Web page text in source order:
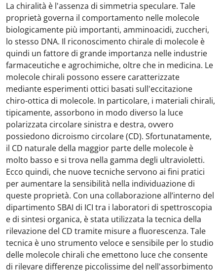
La chiralità è l'assenza di simmetria speculare. Tale
proprietà governa il comportamento nelle molecole
biologicamente più importanti, amminoacidi, zuccheri,
lo stesso DNA. Il riconoscimento chirale di molecole è
quindi un fattore di grande importanza nelle industrie
farmaceutiche e agrochimiche, oltre che in medicina. Le
molecole chirali possono essere caratterizzate
mediante esperimenti ottici basati sull'eccitazione
chiro-ottica di molecole. In particolare, i materiali chirali,
tipicamente, assorbono in modo diverso la luce
polarizzata circolare sinistra e destra, ovvero
possiedono dicroismo circolare (CD). Sfortunatamente,
il CD naturale della maggior parte delle molecole è
molto basso e si trova nella gamma degli ultravioletti.
Ecco quindi, che nuove tecniche servono ai fini pratici
per aumentare la sensibilità nella individuazione di
queste proprietà. Con una collaborazione all’interno del
dipartimento SBAI di ICI tra i laboratori di spettroscopia
e di sintesi organica, è stata utilizzata la tecnica della
rilevazione del CD tramite misure a fluorescenza. Tale
tecnica è uno strumento veloce e sensibile per lo studio
delle molecole chirali che emettono luce che consente
di rilevare differenze piccolissime del nell'assorbimento